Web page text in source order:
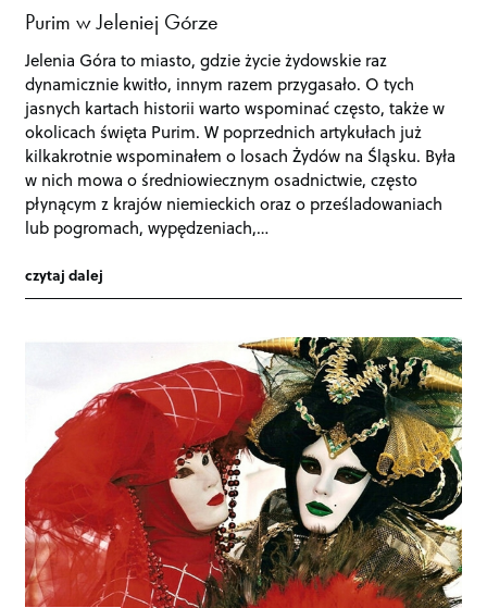
Purim w Jeleniej Górze
Jelenia Góra to miasto, gdzie życie żydowskie raz
dynamicznie kwitło, innym razem przygasało. O tych
jasnych kartach historii warto wspominać często, także w
okolicach święta Purim. W poprzednich artykułach już
kilkakrotnie wspominałem o losach Żydów na Śląsku. Była
w nich mowa o średniowiecznym osadnictwie, często
płynącym z krajów niemieckich oraz o prześladowaniach
lub pogromach, wypędzeniach,…
czytaj dalej